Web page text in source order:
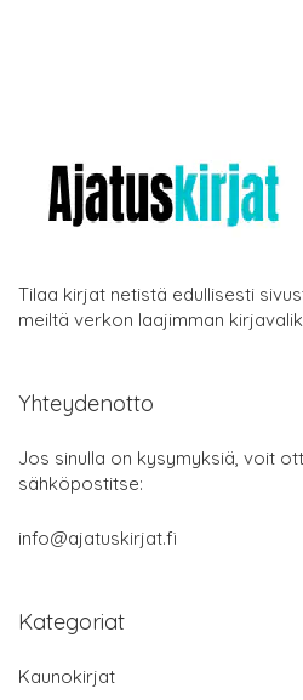
Tilaa kirjat netistä edullisesti
meiltä verkon laajimman
Yhteydenotto
Jos sinulla on kysymyksiä, voit
sähköpostitse:
info@ajatuskirjat.fi
Kategoriat
Kaunokirjat